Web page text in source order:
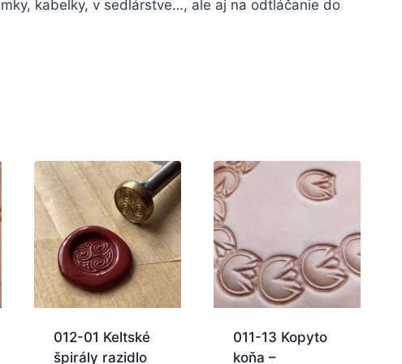
kabelky, v sedlárstve…, ale aj na odtláčanie do
012-01 Keltské
špirály razidlo
011-13 Kopyto
koňa –